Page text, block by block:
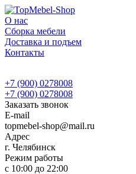
О нас
Сборка мебели
Доставка и подъем
Контакты
+7 (900) 0278008
+7 (900) 0278008
Заказать звонок
E-mail
topmebel-shop@mail.ru
Адрес
г. Челябинск
Режим работы
с 10:00 до 22:00